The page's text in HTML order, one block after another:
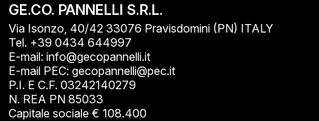
GE.CO. PANNELLI S.R.L.
Via Isonzo, 40/42 33076 Pravisdomini (PN) ITALY
Tel. +39 0434 644997
E-mail: info@gecopannelli.it
E-mail PEC: gecopannelli@pec.it
P.I. E C.F. 03242140279
N. REA PN 85033
Capitale sociale € 108.400